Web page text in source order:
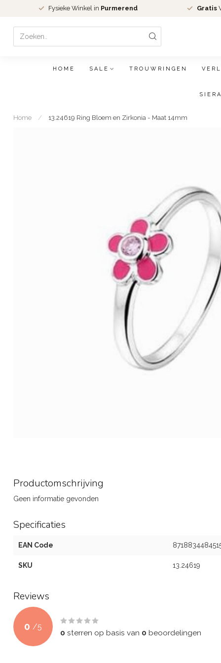
Fysieke Winkel in Purmerend Gratis
HOME SALE TROUWRINGEN
Home / 13.24619 Ring Bloem en Zirkonia - Maat 14mm
Productomschrijving
Geen informatie gevonden
Specificaties
EAN Code
SKU 13.24619
Reviews
0 /5
0 sterren op basis van 0 beoordelingen